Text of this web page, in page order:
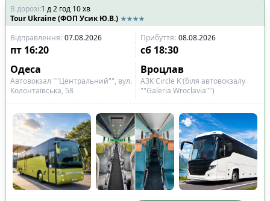
В дорозі:1 д2 год 10хв
Tour Ukraine (ФОП Усик Ю.В.)
Відправлення: 07.08.2026 Прибуття: 08.08.2026
пт 16:20 сб 18:30
Одеса
Вроцлав
Автовокзал ""Центральний"", вул.
Колонтаївська, 58
АЗК Circle K (біля автовокзалу
""Galeria Wroclavia"")